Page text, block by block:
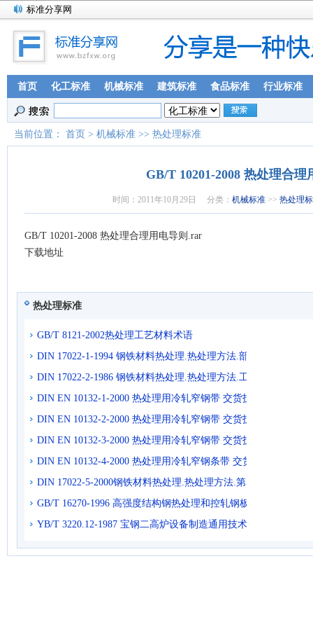
标准分享网
首页 化工标准 机械标准 建筑标准 食品标准 行业标准
当前位置： 首页 > 机械标准 >> 热处理标准
GB/T 10201-2008 热处理合理
时间： 2011年10月29日 分类： 机械标准 >> 热处理
GB/T 10201-2008 热处理合理用电导则.rar
下载地址
热处理标准
GB/T 8121-2002热处理工艺材料术语
DIN 17022-1-1994 钢铁材料热处理.热处理方法.部件的淬火,回
DIN 17022-2-1986 钢铁材料热处理.热处理方法.工具的淬火和回
DIN EN 10132-1-2000 热处理用冷轧窄钢带 交货技术条件 第1部
DIN EN 10132-2-2000 热处理用冷轧窄钢带 交货技术条件 第2部
DIN EN 10132-3-2000 热处理用冷轧窄钢带 交货技术条件 第3
DIN EN 10132-4-2000 热处理用冷轧窄钢条带 交货技术条件 第
DIN 17022-5-2000钢铁材料热处理.热处理方法.第5部分.表面硬化
GB/T 16270-1996 高强度结构钢热处理和控轧钢板钢带
YB/T 3220.12-1987 宝钢二高炉设备制造通用技术条件热处理篇